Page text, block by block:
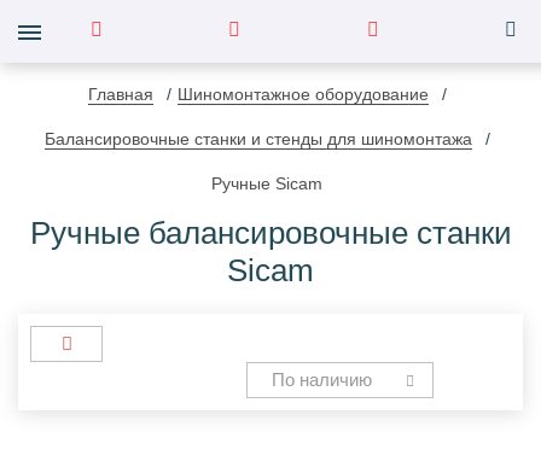
Главная Шиномонтажное оборудование
Балансировочные станки и стенды для шиномонтажа
Ручные Sicam
Ручные балансировочные станки
Sicam
По наличию